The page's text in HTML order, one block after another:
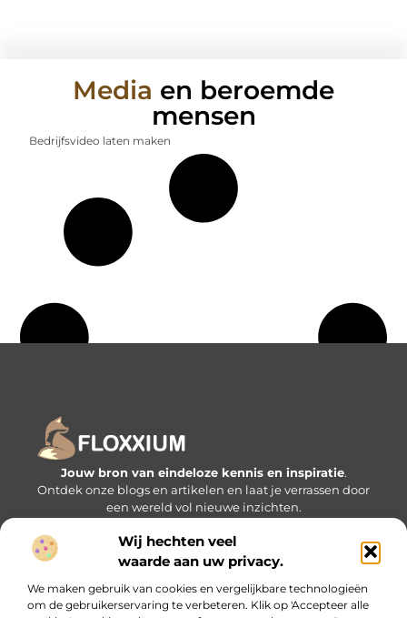
Wij hechten veel
waarde aan uw privacy.
We maken gebruik van cookies en vergelijkbare technologieën
om de gebruikerservaring te verbeteren. Klik op 'Accepteer alle
Media en beroemde
mensen
Bedrijfsvideo laten maken
Jouw bron van eindeloze kennis en inspiratie.
Ontdek onze blogs en artikelen en laat je verrassen door
een wereld vol nieuwe inzichten.
Bericht categorie